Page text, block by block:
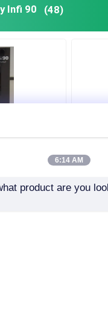
Infi 90 (48)
বেইলি
দাম
মডিউল
6:14 AM
product are you